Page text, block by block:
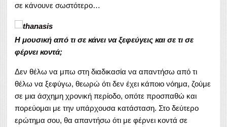
σε κάνουνε σωστότερο…
Η μουσική από τι σε κάνει να ξεφεύγεις και σε τι σε
φέρνει κοντά;
Δεν θέλω να μπω στη διαδικασία να απαντήσω από τι
θέλω να ξεφύγω, θεωρώ ότι δεν έχει κάποιο νόημα, ζούμε
σε μια άσχημη χρονική περίοδο, οπότε προσπαθώ και
πορεύομαι με την υπάρχουσα κατάσταση. Στο δεύτερο
ερώτημα σου, θα απαντήσω ότι με φέρνει κοντά σε